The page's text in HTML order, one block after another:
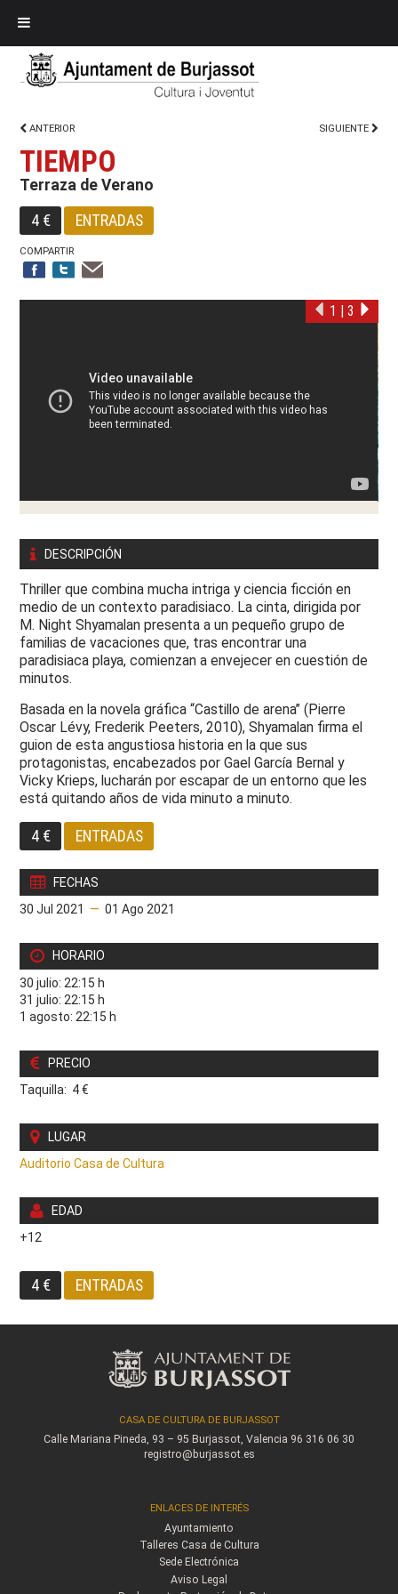
ANTERIOR SIGUIENTE
TIEMPO
Terraza de Verano
4 € ENTRADAS
COMPARTIR
1 | 3
DESCRIPCIÓN
Thriller que combina mucha intriga y ciencia ficción en
medio de un contexto paradisiaco. La cinta, dirigida por
M. Night Shyamalan presenta a un pequeño grupo de
familias de vacaciones que, tras encontrar una
paradisiaca playa, comienzan a envejecer en cuestión de
minutos.
Basada en la novela gráfica “Castillo de arena” (Pierre
Oscar Lévy, Frederik Peeters, 2010), Shyamalan firma el
guion de esta angustiosa historia en la que sus
protagonistas, encabezados por Gael García Bernal y
Vicky Krieps, lucharán por escapar de un entorno que les
está quitando años de vida minuto a minuto.
4 € ENTRADAS
FECHAS
30 Jul 2021
— 01 Ago 2021
HORARIO
30 julio: 22:15 h
31 julio: 22:15 h
1 agosto: 22:15 h
PRECIO
Taquilla: 4 €
LUGAR
Auditorio Casa de Cultura
EDAD
+12
4 € ENTRADAS
CASA DE CULTURA DE BURJASSOT
Calle Mariana Pineda, 93 – 95 Burjassot, Valencia 96 316 06 30
registro@burjassot.es
ENLACES DE INTERÉS
Ayuntamiento
Talleres Casa de Cultura
Sede Electrónica
Aviso Legal